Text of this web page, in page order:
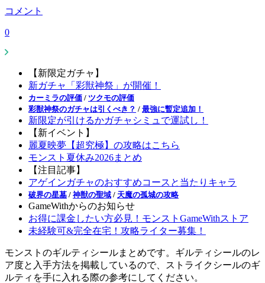
コメント
0
【新限定ガチャ】
新ガチャ「彩獣神祭」が開催！
カーミラの評価 / ツクモの評価
彩獣神祭のガチャは引くべき？ / 最強に暫定追加！
新限定が引けるかガチャシミュで運試し！
【新イベント】
麗夏映夢【超究極】の攻略はこちら
モンスト夏休み2026まとめ
【注目記事】
アゲインガチャのおすすめコースと当たりキャラ
破界の星墓 / 神獣の聖域 / 天魔の孤城の攻略
GameWithからのお知らせ
お得に課金したい方必見！モンストGameWithストア
未経験可&完全在宅！攻略ライター募集！
モンストのギルティシールまとめです。ギルティシールのレ
ア度と入手方法を掲載しているので、ストライクシールのギ
ルティを手に入れる際の参考にしてください。